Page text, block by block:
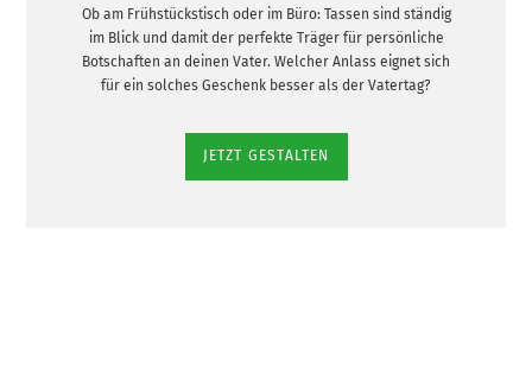
Ob am Frühstückstisch oder im Büro: Tassen sind ständig
im Blick und damit der perfekte Träger für persönliche
Botschaften an deinen Vater. Welcher Anlass eignet sich
für ein solches Geschenk besser als der Vatertag?
JETZT GESTALTEN